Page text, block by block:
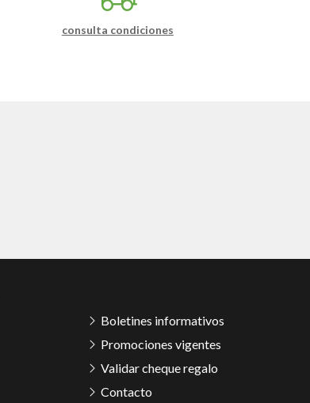
consulta condiciones
Boletines informativos
Promociones vigentes
Validar cheque regalo
Contacto